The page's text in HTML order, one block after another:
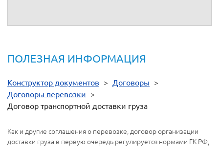
ПОЛЕЗНАЯ ИНФОРМАЦИЯ
Конструктор документов > Договоры >
Договоры перевозки >
Договор транспортной доставки груза
Как и другие соглашения о перевозке, договор организации
доставки груза в первую очередь регулируется нормами ГК РФ,